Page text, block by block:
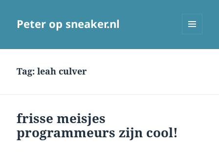
Peter op sneaker.nl
Tag:leah culver
frisse meisjes
programmeurs zijn cool!